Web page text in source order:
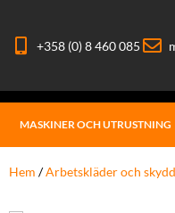
+358 (0) 8 460 085
MASKINER OCH UTRUSTNING
Hem /Arbetskläder och